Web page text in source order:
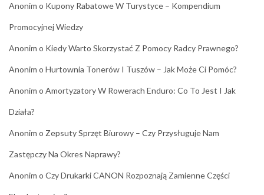
Anonim o Kupony Rabatowe W Turystyce – Kompendium
Promocyjnej Wiedzy
Anonim o Kiedy Warto Skorzystać Z Pomocy Radcy Prawnego?
Anonim o Hurtownia Tonerów I Tuszów – Jak Może Ci Pomóc?
Anonim o Amortyzatory W Rowerach Enduro: Co To Jest I Jak
Działa?
Anonim o Zepsuty Sprzęt Biurowy – Czy Przysługuje Nam
Zastępczy Na Okres Naprawy?
Anonim o Czy Drukarki CANON Rozpoznają Zamienne Części